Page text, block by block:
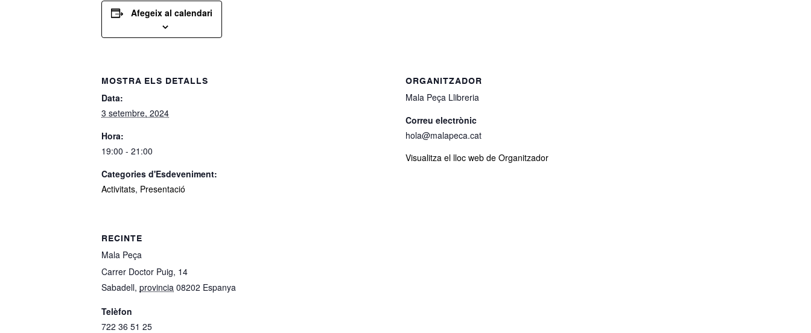
Afegeix al calendari
MOSTRA ELS DETALLS
Data:
3 setembre, 2024
Hora:
19:00 - 21:00
Categories d'Esdeveniment:
Activitats, Presentació
ORGANITZADOR
Mala Peça Llibreria
Correu electrònic
hola@malapeca.cat
Visualitza el lloc web de Organitzador
RECINTE
Mala Peça
Carrer Doctor Puig, 14
Sabadell, provincia 08202 Espanya
Telèfon
722 36 51 25